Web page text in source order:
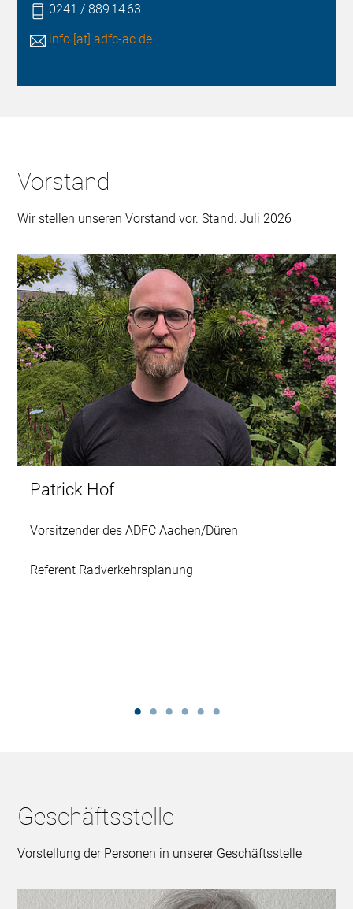
0241 / 889 14 63
info [at] adfc-ac.de
Vorstand
Wir stellen unseren Vorstand vor. Stand: Juli 2026
Patrick Hof
Vorsitzender des ADFC Aachen/Düren
Referent Radverkehrsplanung
Geschäftsstelle
Vorstellung der Personen in unserer Geschäftsstelle